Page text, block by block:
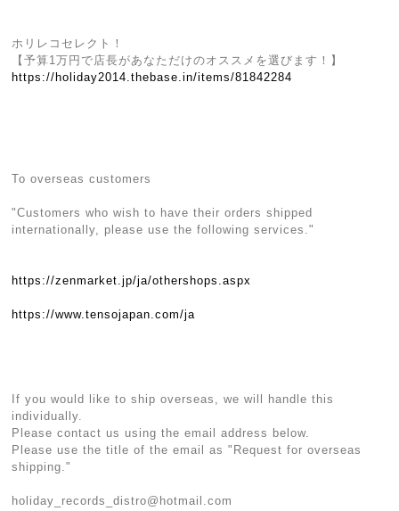
ホリレコセレクト！
【予算1万円で店長があなただけのオススメを選びます！】
https://holiday2014.thebase.in/items/81842284
To overseas customers
"Customers who wish to have their orders shipped
internationally, please use the following services."
https://zenmarket.jp/ja/othershops.aspx
https://www.tensojapan.com/ja
If you would like to ship overseas, we will handle this
individually.
Please contact us using the email address below.
Please use the title of the email as "Request for overseas
shipping."
holiday_records_distro@hotmail.com